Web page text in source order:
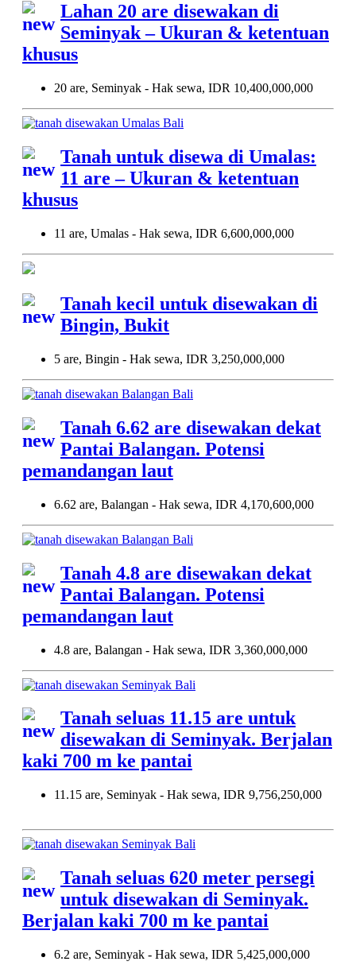
Lahan 20 are disewakan di
Seminyak – Ukuran & ketentuan
khusus
20 are, Seminyak - Hak sewa, IDR 10,400,000,000
Tanah untuk disewa di Umalas:
11 are – Ukuran & ketentuan
khusus
11 are, Umalas - Hak sewa, IDR 6,600,000,000
Tanah kecil untuk disewakan di
Bingin, Bukit
5 are, Bingin - Hak sewa, IDR 3,250,000,000
Tanah 6.62 are disewakan dekat
Pantai Balangan. Potensi
pemandangan laut
6.62 are, Balangan - Hak sewa, IDR 4,170,600,000
Tanah 4.8 are disewakan dekat
Pantai Balangan. Potensi
pemandangan laut
4.8 are, Balangan - Hak sewa, IDR 3,360,000,000
Tanah seluas 11.15 are untuk
disewakan di Seminyak. Berjalan
kaki 700 m ke pantai
11.15 are, Seminyak - Hak sewa, IDR 9,756,250,000
Tanah seluas 620 meter persegi
untuk disewakan di Seminyak.
Berjalan kaki 700 m ke pantai
6.2 are, Seminyak - Hak sewa, IDR 5,425,000,000